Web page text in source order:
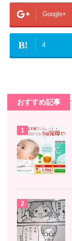
Google+
B! 4
おすすめ記事
1
2